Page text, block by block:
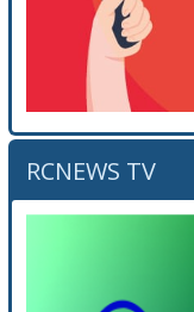
RCNEWS TV